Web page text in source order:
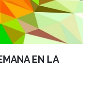
EN LA